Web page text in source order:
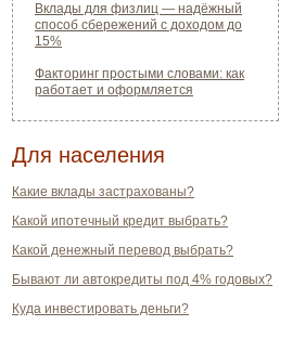
Вклады для физлиц — надёжный
способ сбережений с доходом до
15%
Факторинг простыми словами: как
работает и оформляется
Для населения
Какие вклады застрахованы?
Какой ипотечный кредит выбрать?
Какой денежный перевод выбрать?
Бывают ли автокредиты под 4% годовых?
Куда инвестировать деньги?